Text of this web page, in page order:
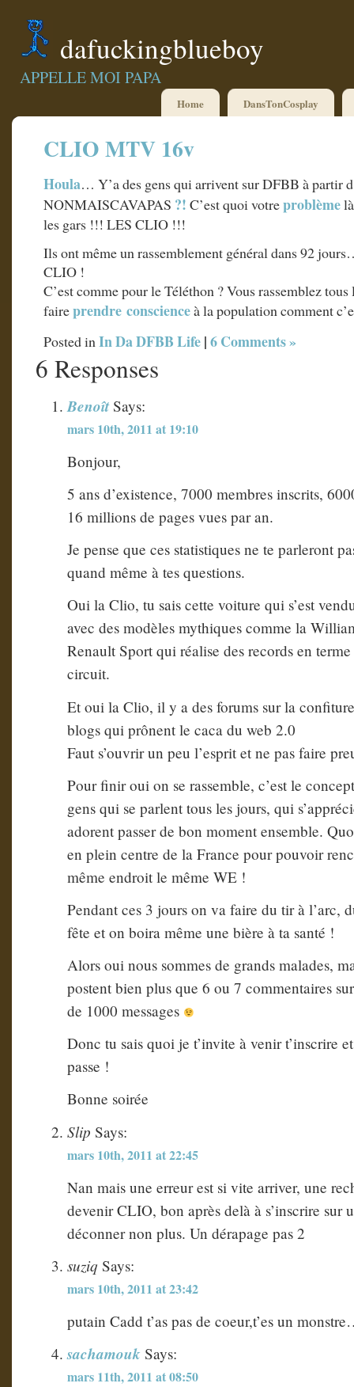
dafuckingblueboy
APPELLE MOI PAPA
Home DansTonCosplay
CLIO MTV 16v
Houla… Y’a des gens qui arrivent sur DFBB à partir
NONMAISCAVAPAS ?! C’est quoi votreproblème
les gars !!! LES CLIO !!!
Ils ont même un rassemblement général dans 92
CLIO !
C’est comme pour le Téléthon ? Vous rassemblez
faireprendre conscienceà la population comment
Posted in In Da DFBB Life|6 Comments »
6 Responses
BenoîtSays:
mars 10th, 2011 at 19:10
Bonjour,
5 ans d’existence, 7000 membres inscrits,
16 millions de pages vues par an.
Je pense que ces statistiques ne te parleront
quand même à tes questions.
Oui la Clio, tu sais cette voiture qui s’est
avec des modèles mythiques comme la
Renault Sport qui réalise des records en
circuit.
Et oui la Clio, il y a des forums sur la
blogs qui prônent le caca du web 2.0
Faut s’ouvrir un peu l’esprit et ne pas faire
Pour finir oui on se rassemble, c’est le
gens qui se parlent tous les jours, qui
adorent passer de bon moment ensemble.
en plein centre de la France pour pouvoir
même endroit le même WE !
Pendant ces 3 jours on va faire du tir à l’arc,
fête et on boira même une bière à ta santé !
Alors oui nous sommes de grands malades,
postent bien plus que 6 ou 7 commentaires
de 1000 messages
Donc tu sais quoi je t’invite à venir t’inscrire
passe !
Bonne soirée
Slip Says:
mars 10th, 2011 at 22:45
Nan mais une erreur est si vite arriver, une
devenir CLIO, bon après delà à s’inscrire sur
déconner non plus. Un dérapage pas 2
suziq Says:
mars 10th, 2011 at 23:42
putain Cadd t’as pas de coeur,t’es un
sachamouk Says:
mars 11th, 2011 at 08:50